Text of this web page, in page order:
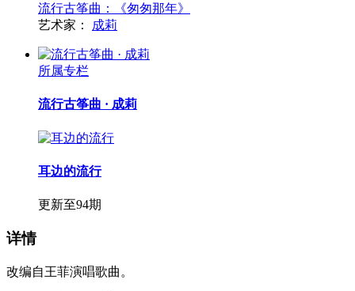
流行古筝曲：《匆匆那年》
艺术家：
成莉
所属专栏
流行古筝曲 · 成莉
耳边的流行
更新至94期
详情
改编自王菲演唱歌曲。